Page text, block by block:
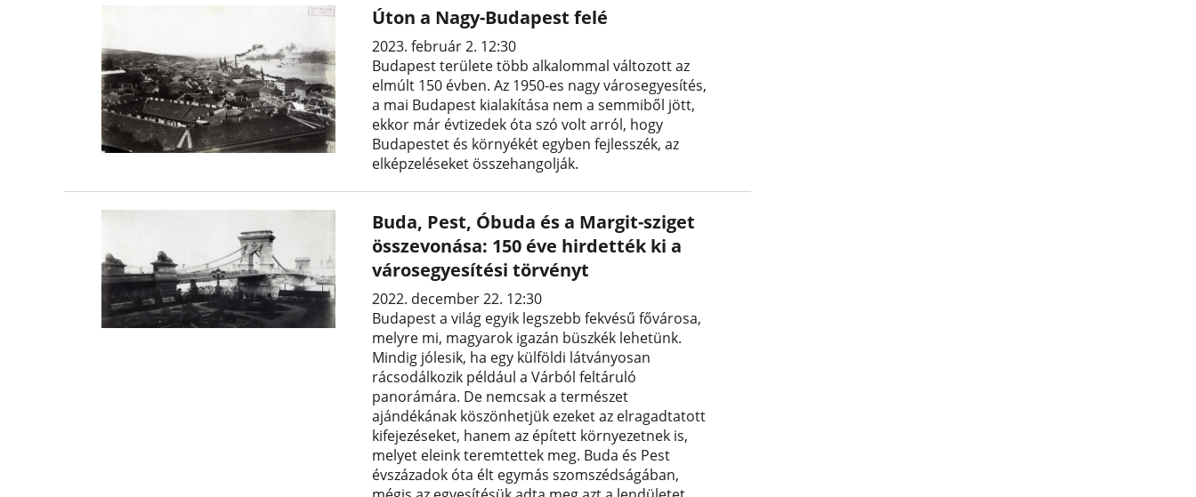
Úton a Nagy-Budapest felé
2023. február 2. 12:30
Budapest területe több alkalommal változott az
elmúlt 150 évben. Az 1950-es nagy városegyesítés,
a mai Budapest kialakítása nem a semmiből jött,
ekkor már évtizedek óta szó volt arról, hogy
Budapestet és környékét egyben fejlesszék, az
elképzeléseket összehangolják.
Buda, Pest, Óbuda és a Margit-sziget
összevonása: 150 éve hirdették ki a
városegyesítési törvényt
2022. december 22. 12:30
Budapest a világ egyik legszebb fekvésű fővárosa,
melyre mi, magyarok igazán büszkék lehetünk.
Mindig jólesik, ha egy külföldi látványosan
rácsodálkozik például a Várból feltáruló
panorámára. De nemcsak a természet
ajándékának köszönhetjük ezeket az elragadtatott
kifejezéseket, hanem az épített környezetnek is,
melyet eleink teremtettek meg. Buda és Pest
évszázadok óta élt egymás szomszédságában,